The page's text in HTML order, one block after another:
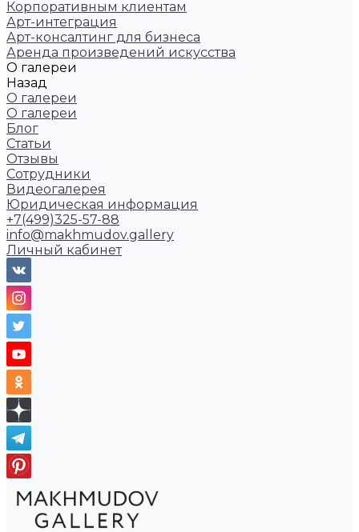
Корпоративным клиентам
Арт-интеграция
Арт-консалтинг для бизнеса
Аренда произведений искусства
О галереи
Назад
О галереи
О галереи
Блог
Статьи
Отзывы
Сотрудники
Видеогалерея
Юридическая информация
+7(499)325-57-88
info@makhmudov.gallery
Личный кабинет